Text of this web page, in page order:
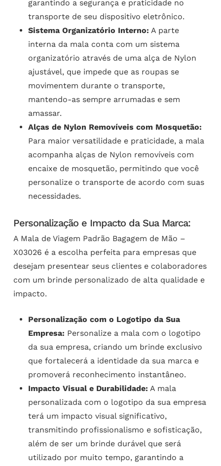
garantindo a segurança e praticidade no
transporte de seu dispositivo eletrônico.
Sistema Organizatório Interno: A parte
interna da mala conta com um sistema
organizatório através de uma alça de Nylon
ajustável, que impede que as roupas se
movimentem durante o transporte,
mantendo-as sempre arrumadas e sem
amassar.
Alças de Nylon Removíveis com Mosquetão:
Para maior versatilidade e praticidade, a mala
acompanha alças de Nylon removíveis com
encaixe de mosquetão, permitindo que você
personalize o transporte de acordo com suas
necessidades.
Personalização e Impacto da Sua Marca:
A Mala de Viagem Padrão Bagagem de Mão –
X03026 é a escolha perfeita para empresas que
desejam presentear seus clientes e colaboradores
com um brinde personalizado de alta qualidade e
impacto.
Personalização com o Logotipo da Sua
Empresa: Personalize a mala com o logotipo
da sua empresa, criando um brinde exclusivo
que fortalecerá a identidade da sua marca e
promoverá reconhecimento instantâneo.
Impacto Visual e Durabilidade: A mala
personalizada com o logotipo da sua empresa
terá um impacto visual significativo,
transmitindo profissionalismo e sofisticação,
além de ser um brinde durável que será
utilizado por muito tempo, garantindo a